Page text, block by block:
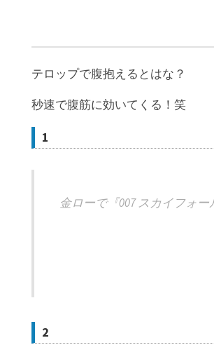
テロップで腹抱えるとはな？
秒速で腹筋に効いてくる！笑
1
金ローで『007 スカイフォ
2